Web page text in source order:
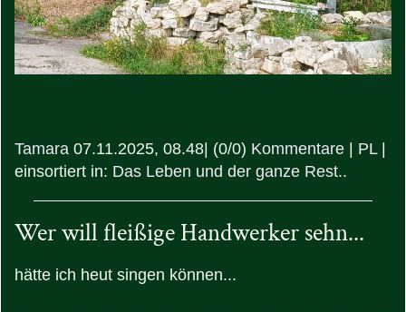
Tamara 07.11.2025, 08.48| (0/0) Kommentare | PL|
einsortiert in: Das Leben und der ganze Rest..
Wer will fleißige Handwerker sehn...
hätte ich heut singen können...